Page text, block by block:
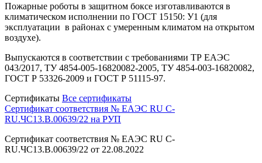
Пожарные роботы в защитном боксе изготавливаются в
климатическом исполнении по ГОСТ 15150: У1 (для
эксплуатации в районах с умеренным климатом на открытом
воздухе).
Выпускаются в соответствии с требованиями ТР ЕАЭС
043/2017, ТУ 4854-005-16820082-2005, ТУ 4854-003-16820082,
ГОСТ Р 53326-2009 и ГОСТ Р 51115-97.
Сертификаты Все сертификаты
Сертификат соответствия № ЕАЭС RU C-
RU.ЧС13.B.00639/22 на РУП
Сертификат соответствия № ЕАЭС RU C-
RU.ЧС13.B.00639/22 от 22.08.2022